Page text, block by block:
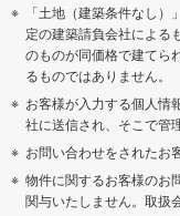
「土地（建築条件なし
定の建築請負会社による
のものが同価格で建てら
るものではありません。
お客様が入力する個人情
社に送信され、そこで管
お問い合わせをされたお
物件に関するお客様のお
関与いたしません。取扱